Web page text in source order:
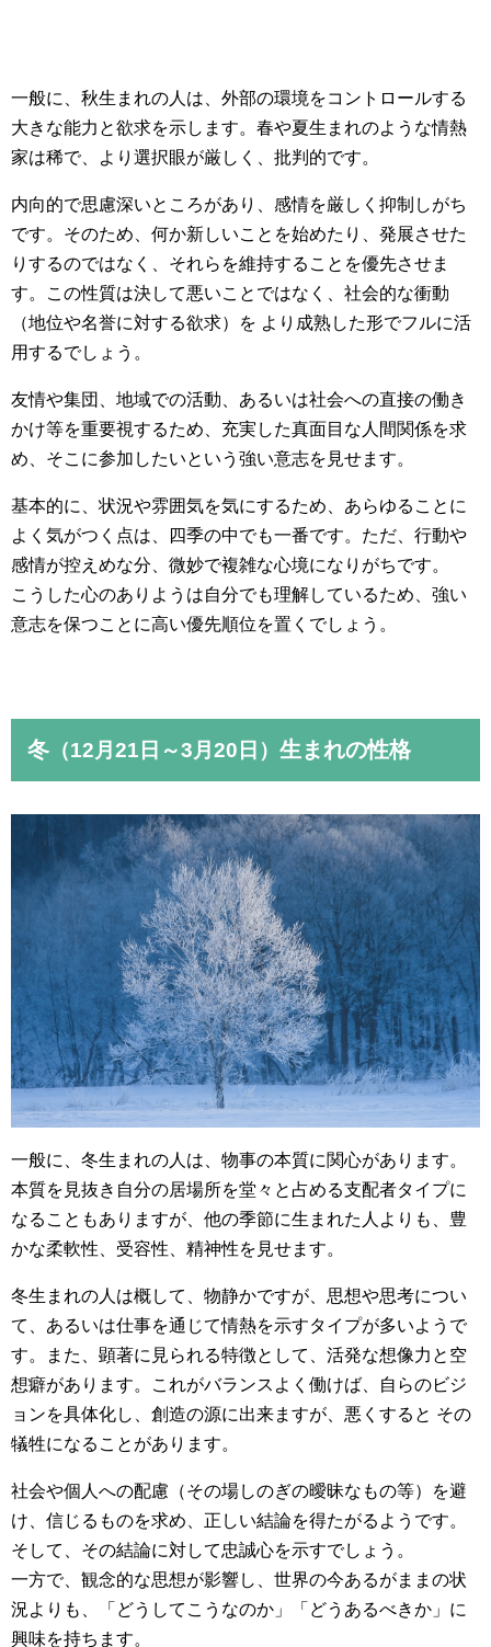
一般に、秋生まれの人は、外部の環境をコントロールする
大きな能力と欲求を示します。春や夏生まれのような情熱
家は稀で、より選択眼が厳しく、批判的です。
内向的で思慮深いところがあり、感情を厳しく抑制しがち
です。そのため、何か新しいことを始めたり、発展させた
りするのではなく、それらを維持することを優先させま
す。この性質は決して悪いことではなく、社会的な衝動
（地位や名誉に対する欲求）を より成熟した形でフルに活
用するでしょう。
友情や集団、地域での活動、あるいは社会への直接の働き
かけ等を重要視するため、充実した真面目な人間関係を求
め、そこに参加したいという強い意志を見せます。
基本的に、状況や雰囲気を気にするため、あらゆることに
よく気がつく点は、四季の中でも一番です。ただ、行動や
感情が控えめな分、微妙で複雑な心境になりがちです。
こうした心のありようは自分でも理解しているため、強い
意志を保つことに高い優先順位を置くでしょう。
冬 （12月21日～3月20日） 生まれの性格
一般に、冬生まれの人は、物事の本質に関心があります。
本質を見抜き自分の居場所を堂々と占める支配者タイプに
なることもありますが、他の季節に生まれた人よりも、豊
かな柔軟性、受容性、精神性を見せます。
冬生まれの人は概して、物静かですが、思想や思考につい
て、あるいは仕事を通じて情熱を示すタイプが多いようで
す。また、顕著に見られる特徴として、活発な想像力と空
想癖があります。これがバランスよく働けば、自らのビジ
ョンを具体化し、創造の源に出来ますが、悪くすると その
犠牲になることがあります。
社会や個人への配慮（その場しのぎの曖昧なもの等）を避
け、信じるものを求め、正しい結論を得たがるようです。
そして、その結論に対して忠誠心を示すでしょう。
一方で、観念的な思想が影響し、世界の今あるがままの状
況よりも、「どうしてこうなのか」「どうあるべきか」に
興味を持ちます。